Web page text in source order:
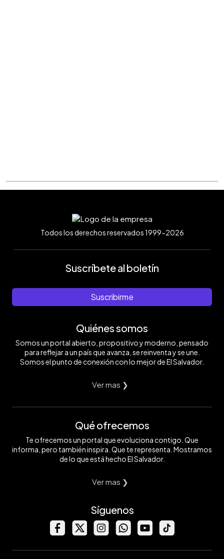
Todos los derechos reservados 1999-2026
Suscríbete al boletín
Suscribirme
Quiénes somos
Somos un portal abierto, propositivo y moderno, pensado
para reflejar a un país que avanza, se reinventa y se une.
Somos el punto de conexión con lo mejor de El Salvador.
Ver mas ❯
Qué ofrecemos
Te ofrecemos un portal que evoluciona contigo. Que
informa, pero también inspira. Que te representa. Mostramos
de lo que está hecho El Salvador.
Ver mas ❯
Síguenos